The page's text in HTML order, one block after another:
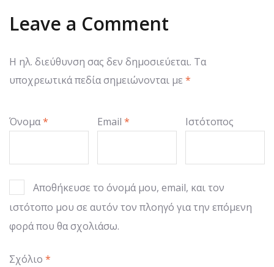
Leave a Comment
Η ηλ. διεύθυνση σας δεν δημοσιεύεται. Τα
υποχρεωτικά πεδία σημειώνονται με *
Όνομα* Email* Ιστότοπος
Αποθήκευσε το όνομά μου, email, και τον
ιστότοπο μου σε αυτόν τον πλοηγό για την επόμενη
φορά που θα σχολιάσω.
Σχόλιο *